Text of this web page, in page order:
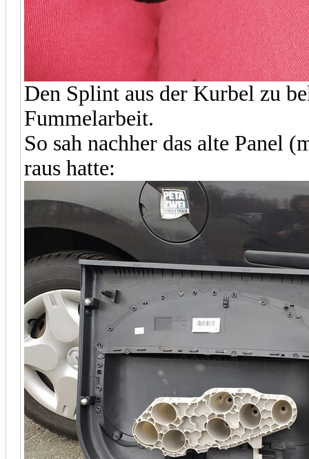
Den Splint aus der Kurbel zu
Fummelarbeit.
So sah nachher das alte Panel
raus hatte: